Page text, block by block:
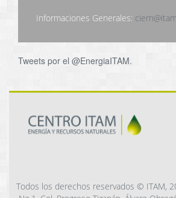
Informaciones Generales:
Tweets por el @EnergiaITAM.
Todos los derechos reservados © ITAM,